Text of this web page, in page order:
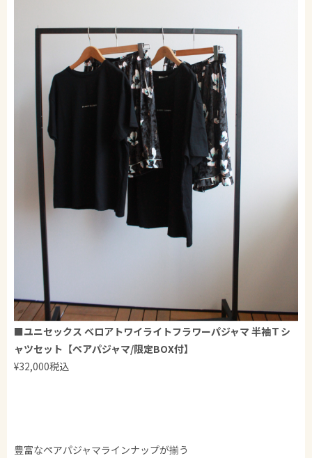
■ユニセックス ベロアトワイライトフラワーパジャマ 半袖Ｔシ
ャツセット【ペアパジャマ/限定BOX付】
¥32,000税込
豊富なペアパジャマラインナップが揃う